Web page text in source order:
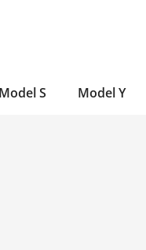
Model S Model Y